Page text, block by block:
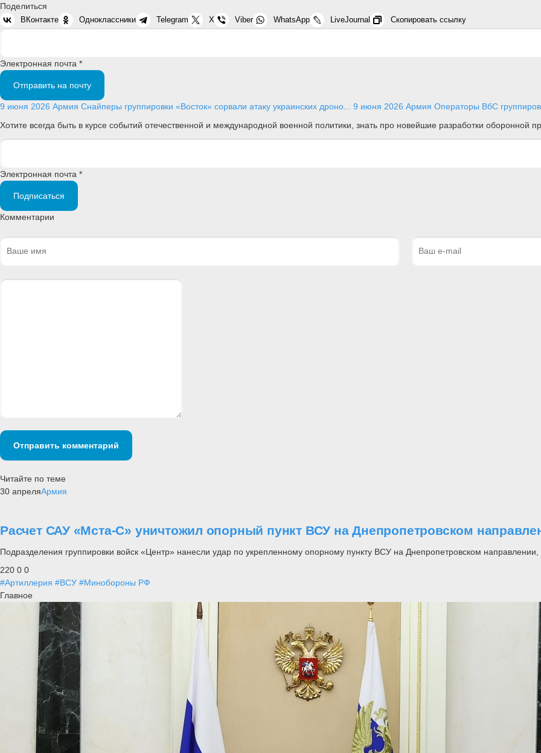
Поделиться
ВКонтакте Одноклассники Telegram X Viber WhatsApp LiveJournal Скопировать ссылку
Электронная почта *
Отправить на почту
9 июня 2026 Армия Снайперы группировки «Восток» сорвали атаку украинских дроно... 9 июня 2026 Армия Операторы ВбС
Хотите всегда быть в курсе событий отечественной и международной военной политики, знать про новейшие разработки
Электронная почта *
Подписаться
Комментарии
Отправить комментарий
Читайте по теме
30 апреляАрмия
Расчет САУ «Мста-С» уничтожил опорный пункт ВСУ на Днепропетровском
Подразделения группировки войск «Центр» нанесли удар по укрепленному опорному пункту ВСУ на Днепропетровском
220 0 0
#Артиллерия #ВСУ #Минобороны РФ
Главное